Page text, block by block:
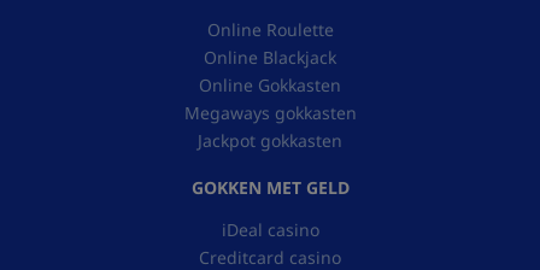
Online Roulette
Online Blackjack
Online Gokkasten
Megaways gokkasten
Jackpot gokkasten
GOKKEN MET GELD
iDeal casino
Creditcard casino